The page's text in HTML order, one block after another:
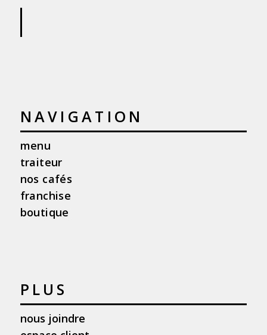
NAVIGATION
menu
traiteur
nos cafés
franchise
boutique
PLUS
nous joindre